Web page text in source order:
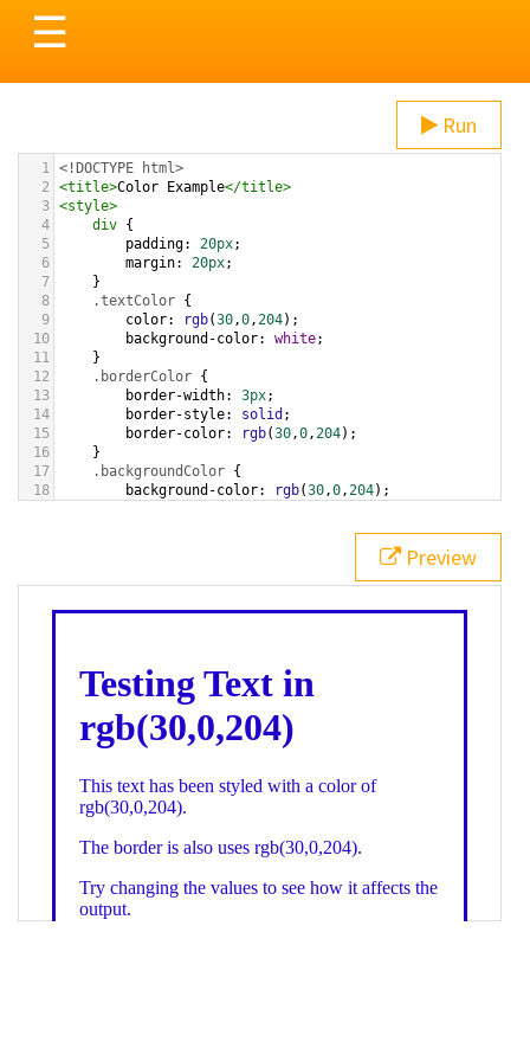
Toggle
navigation
☰
Run
1 <!DOCTYPE html>
2
<title>Color Example</title>
3 <style>
4
div {
5
padding: 20px;
6
margin: 20px;
7
}
8
.textColor {
9
color: rgb(30,0,204);
10
background-color: white;
11
}
12
.borderColor {
13
border-width: 3px;
14
border-style: solid ;
15
border-color: rgb(30,0,204);
16
}
17
.backgroundColor {
18
background-color: rgb(30,0,204);
bottom ,
white, rgb(30,0,204));
div class="textColor borderColor"
< h1>Testing Text in rgb(30,0,204)
Preview